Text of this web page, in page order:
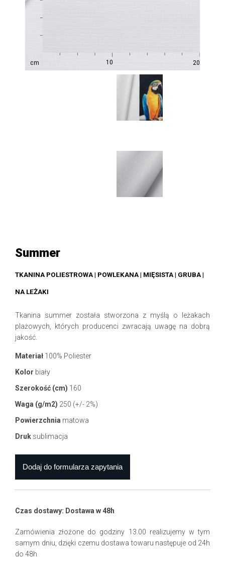
Summer
TKANINA POLIESTROWA | POWLEKANA | MIĘSISTA | GRUBA |
NA LEŻAKI
Tkanina summer została stworzona z myślą o leżakach
plażowych, których producenci zwracają uwagę na dobrą
jakość.
Materiał 100% Poliester
Kolor biały
Szerokość (cm) 160
Waga (g/m2) 250 (+/- 2%)
Powierzchnia matowa
Druk sublimacja
Czas dostawy: Dostawa w 48h
Zamówienia złożone do godziny 13.00 realizujemy w tym
samym dniu, dzięki czemu dostawa towaru następuje od 24h
do 48h